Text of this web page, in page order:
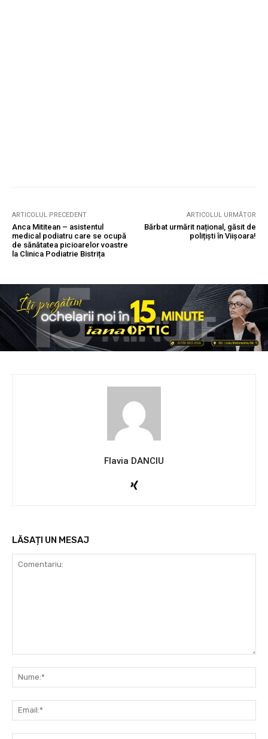
ARTICOLUL PRECEDENT
Anca Mititean – asistentul
medical podiatru care se ocupă
de sănătatea picioarelor voastre
la Clinica Podiatrie Bistrița
ARTICOLUL URMĂTOR
Bărbat urmărit național, găsit de
polițiști în Viișoara!
Flavia DANCIU
LĂSAȚI UN MESAJ